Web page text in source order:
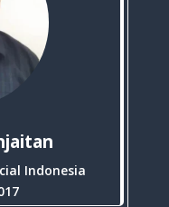
Indonesia